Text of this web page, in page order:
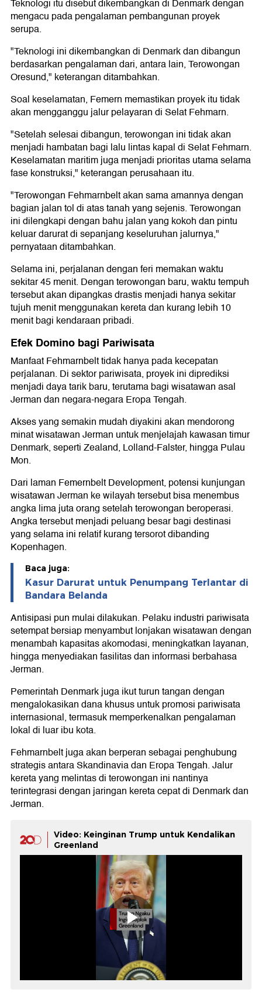
Teknologi itu disebut dikembangkan di Denmark dengan
mengacu pada pengalaman pembangunan proyek
serupa.
"Teknologi ini dikembangkan di Denmark dan dibangun
berdasarkan pengalaman dari, antara lain, Terowongan
Oresund," keterangan ditambahkan.
Soal keselamatan, Femern memastikan proyek itu tidak
akan mengganggu jalur pelayaran di Selat Fehmarn.
"Setelah selesai dibangun, terowongan ini tidak akan
menjadi hambatan bagi lalu lintas kapal di Selat Fehmarn.
Keselamatan maritim juga menjadi prioritas utama selama
fase konstruksi," keterangan perusahaan itu.
"Terowongan Fehmarnbelt akan sama amannya dengan
bagian jalan tol di atas tanah yang sejenis. Terowongan
ini dilengkapi dengan bahu jalan yang kokoh dan pintu
keluar darurat di sepanjang keseluruhan jalurnya,"
pernyataan ditambahkan.
Selama ini, perjalanan dengan feri memakan waktu
sekitar 45 menit. Dengan terowongan baru, waktu tempuh
tersebut akan dipangkas drastis menjadi hanya sekitar
tujuh menit menggunakan kereta dan kurang lebih 10
menit bagi kendaraan pribadi.
Efek Domino bagi Pariwisata
Manfaat Fehmarnbelt tidak hanya pada kecepatan
perjalanan. Di sektor pariwisata, proyek ini diprediksi
menjadi daya tarik baru, terutama bagi wisatawan asal
Jerman dan negara-negara Eropa Tengah.
Akses yang semakin mudah diyakini akan mendorong
minat wisatawan Jerman untuk menjelajah kawasan timur
Denmark, seperti Zealand, Lolland-Falster, hingga Pulau
Mon.
Dari laman Femernbelt Development, potensi kunjungan
wisatawan Jerman ke wilayah tersebut bisa menembus
angka lima juta orang setelah terowongan beroperasi.
Angka tersebut menjadi peluang besar bagi destinasi
yang selama ini relatif kurang tersorot dibanding
Kopenhagen.
Baca juga:
Kasur Darurat untuk Penumpang Terlantar di
Bandara Belanda
Antisipasi pun mulai dilakukan. Pelaku industri pariwisata
setempat bersiap menyambut lonjakan wisatawan dengan
menambah kapasitas akomodasi, meningkatkan layanan,
hingga menyediakan fasilitas dan informasi berbahasa
Jerman.
Pemerintah Denmark juga ikut turun tangan dengan
mengalokasikan dana khusus untuk promosi pariwisata
internasional, termasuk memperkenalkan pengalaman
lokal di luar ibu kota.
Fehmarnbelt juga akan berperan sebagai penghubung
strategis antara Skandinavia dan Eropa Tengah. Jalur
kereta yang melintas di terowongan ini nantinya
terintegrasi dengan jaringan kereta cepat di Denmark dan
Jerman.
Video: Keinginan Trump untuk Kendalikan
Greenland